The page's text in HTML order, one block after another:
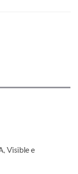
Visible e